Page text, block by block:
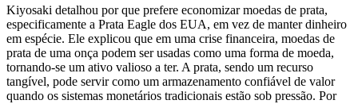
Kiyosaki detalhou por que prefere economizar moedas de prata,
especificamente a Prata Eagle dos EUA, em vez de manter dinheiro
em espécie. Ele explicou que em uma crise financeira, moedas de
prata de uma onça podem ser usadas como uma forma de moeda,
tornando-se um ativo valioso a ter. A prata, sendo um recurso
tangível, pode servir como um armazenamento confiável de valor
quando os sistemas monetários tradicionais estão sob pressão. Por